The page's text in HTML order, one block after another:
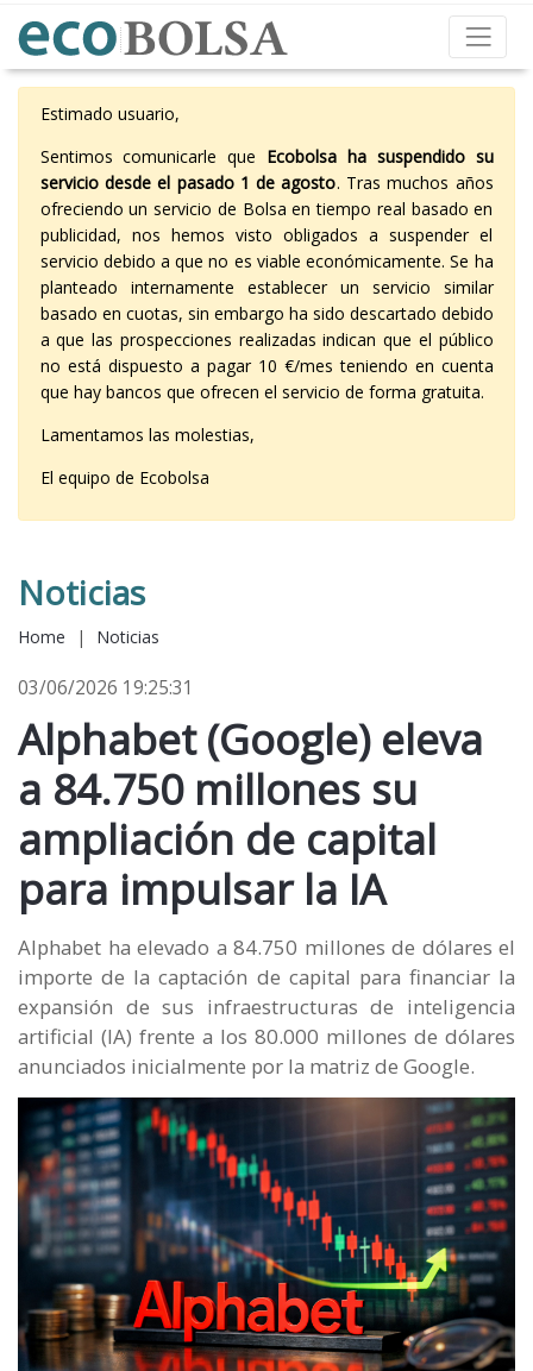
Estimado usuario,
Sentimos comunicarle que Ecobolsa ha suspendido su
servicio desde el pasado 1 de agosto. Tras muchos años
ofreciendo un servicio de Bolsa en tiempo real basado en
publicidad, nos hemos visto obligados a suspender el
servicio debido a que no es viable económicamente. Se ha
planteado internamente establecer un servicio similar
basado en cuotas, sin embargo ha sido descartado debido
a que las prospecciones realizadas indican que el público
no está dispuesto a pagar 10 €/mes teniendo en cuenta
que hay bancos que ofrecen el servicio de forma gratuita.
Lamentamos las molestias,
El equipo de Ecobolsa
Noticias
Home | Noticias
03/06/2026 19:25:31
Alphabet (Google) eleva
a 84.750 millones su
ampliación de capital
para impulsar la IA
Alphabet ha elevado a 84.750 millones de dólares el
importe de la captación de capital para financiar la
expansión de sus infraestructuras de inteligencia
artificial (IA) frente a los 80.000 millones de dólares
anunciados inicialmente por la matriz de Google.